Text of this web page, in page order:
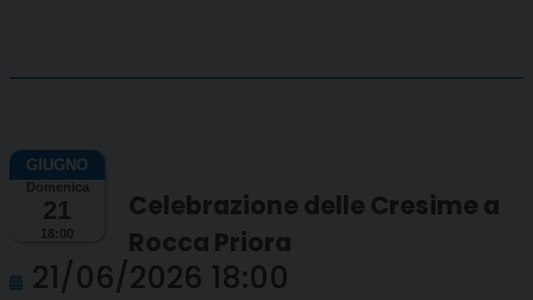
Domenica
21
18:00
Celebrazione delle Cresime a
Rocca Priora
21/06/2026 18:00